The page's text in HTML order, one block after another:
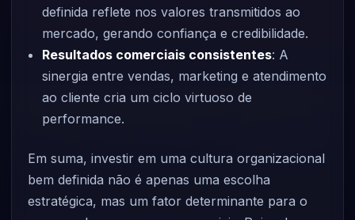
definida reflete nos valores transmitidos ao
mercado, gerando confiança e credibilidade.
Resultados comerciais consistentes: A
sinergia entre vendas, marketing e atendimento
ao cliente cria um ciclo virtuoso de
performance.
Em suma, investir em uma cultura organizacional
bem definida não é apenas uma escolha
estratégica, mas um fator determinante para o